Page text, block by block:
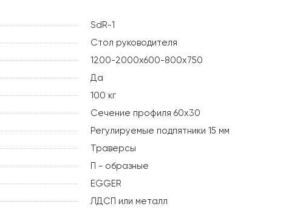
SdR-1
Стол руководителя
1200-2000х600-800х750
Да
100 кг
Сечение профиля 60х30
Регулируемые подпятники 15 мм
Траверсы
П - образные
EGGER
ЛДСП или металл